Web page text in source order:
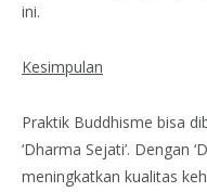
ini.
Kesimpulan
Praktik Buddhisme bisa
‘Dharma Sejati’. Dengan
meningkatkan kualitas